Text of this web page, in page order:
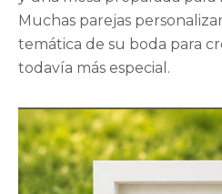
Muchas parejas
temática de su boda para
todavía más especial.